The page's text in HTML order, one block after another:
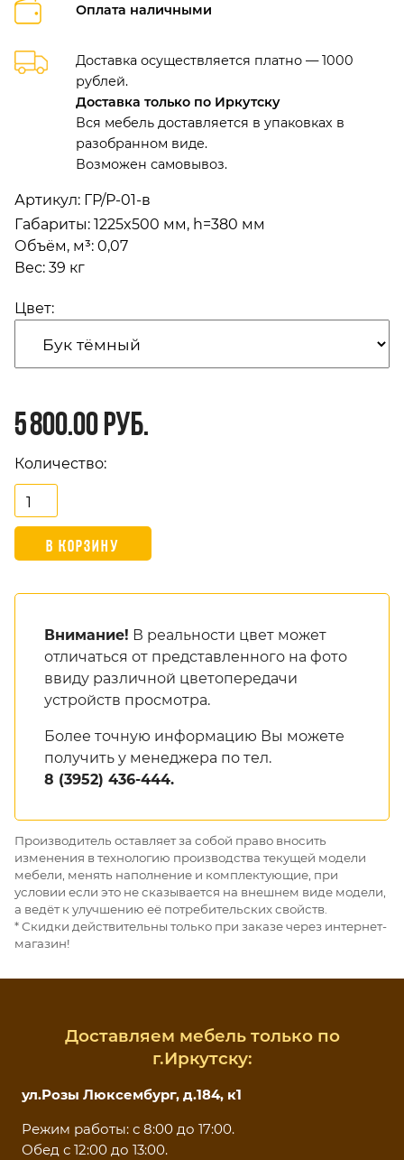
Оплата наличными
Доставка осуществляется платно — 1000
рублей.
Доставка только по Иркутску
Вся мебель доставляется в упаковках в
разобранном виде.
Возможен самовывоз.
Артикул: ГР/Р-01-в
Габариты: 1225x500 мм, h=380 мм
Объём, м³: 0,07
Вес: 39 кг
Цвет:
5 800.00 руб.
Количество:
Внимание! В реальности цвет может
отличаться от представленного на фото
ввиду различной цветопередачи
устройств просмотра.
Более точную информацию Вы можете
получить у менеджера по тел.
8 (3952) 436-444.
Производитель оставляет за собой право вносить
изменения в технологию производства текущей модели
мебели, менять наполнение и комплектующие, при
условии если это не сказывается на внешнем виде модели,
а ведёт к улучшению её потребительских свойств.
* Скидки действительны только при заказе через интернет-
магазин!
Доставляем мебель только по
г.Иркутску:
ул.Розы Люксембург, д.184, к1
Режим работы: с 8:00 до 17:00.
Обед с 12:00 до 13:00.